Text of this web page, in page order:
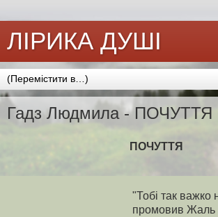
ЛІРИКА ДУШІ
Гадз Людмила - ПОЧУТТЯ
ПОЧУТТЯ
"Тобі так важко
промовив Жаль